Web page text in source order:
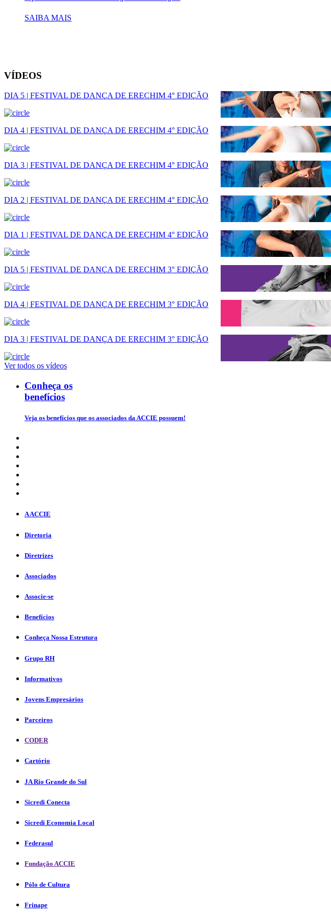
SAIBA MAIS
VÍDEOS
DIA 5 | FESTIVAL DE DANÇA DE ERECHIM 4° EDIÇÃO
DIA 4 | FESTIVAL DE DANÇA DE ERECHIM 4° EDIÇÃO
DIA 3 | FESTIVAL DE DANÇA DE ERECHIM 4° EDIÇÃO
DIA 2 | FESTIVAL DE DANÇA DE ERECHIM 4° EDIÇÃO
DIA 1 | FESTIVAL DE DANÇA DE ERECHIM 4° EDIÇÃO
DIA 5 | FESTIVAL DE DANÇA DE ERECHIM 3° EDIÇÃO
DIA 4 | FESTIVAL DE DANÇA DE ERECHIM 3° EDIÇÃO
DIA 3 | FESTIVAL DE DANÇA DE ERECHIM 3° EDIÇÃO
Ver todos os vídeos
Conheça os
benefícios
Veja os benefícios que os associados da ACCIE possuem!
A ACCIE
Diretoria
Diretrizes
Associados
Associe-se
Benefícios
Conheça Nossa Estrutura
Grupo RH
Informativos
Jovens Empresários
Parceiros
CODER
Cartório
JA Rio Grande do Sul
Sicredi Conecta
Sicredi Economia Local
Federasul
Fundação ACCIE
Pólo de Cultura
Frinape